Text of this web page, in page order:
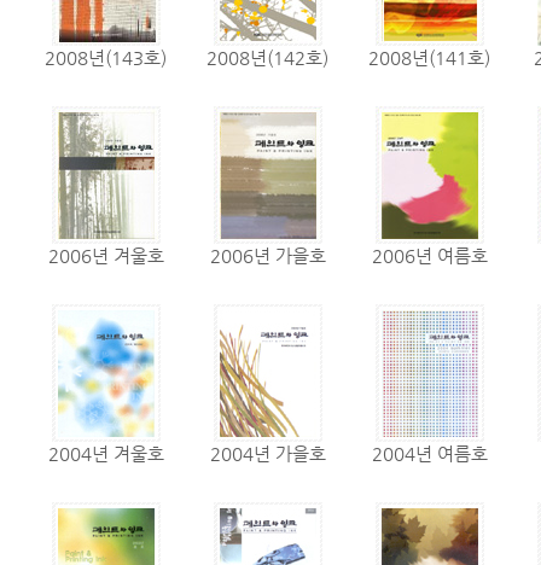
2008년(143호) 2008년(142호) 2008년(141호)
2006년 겨울호 2006년 가을호 2006년 여름호
2004년 겨울호 2004년 가을호 2004년 여름호